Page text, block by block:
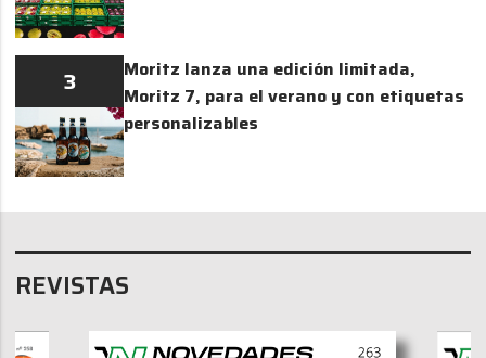
3
Moritz lanza una edición limitada,
Moritz 7, para el verano y con etiquetas
personalizables
REVISTAS